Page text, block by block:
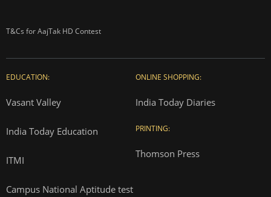
T&Cs for AajTak HD Contest
EDUCATION:
Vasant Valley
India Today Education
ITMI
Campus National Aptitude test
ONLINE SHOPPING:
India Today Diaries
PRINTING:
Thomson Press